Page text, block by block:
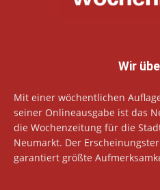
Wir
Mit einer wöchentlichen
seiner Onlineausgabe ist das
die Wochenzeitung für die
Neumarkt. Der
garantiert größte